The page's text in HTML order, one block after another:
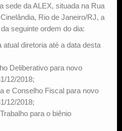
sede da ALEX, situada na Rua
Rio de Janeiro/RJ, a
seguinte ordem do dia:
diretoria até a data desta
Deliberativo para novo
12/2018;
e Conselho Fiscal para novo
12/2018;
para o biênio